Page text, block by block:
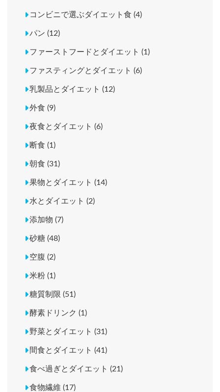
コンビニで選ぶダイエット食 (4)
パン (12)
ファーストフードとダイエット (1)
ファスティングとダイエット (6)
乳製品とダイエット (12)
外食 (9)
夜食とダイエット (6)
断食 (1)
朝食 (31)
果物とダイエット (14)
水とダイエット (2)
添加物 (7)
砂糖 (48)
空腹 (2)
米粉 (1)
糖質制限 (51)
酵素ドリンク (1)
野菜とダイエット (31)
間食とダイエット (41)
食べ過ぎとダイエット (21)
食物繊維 (17)